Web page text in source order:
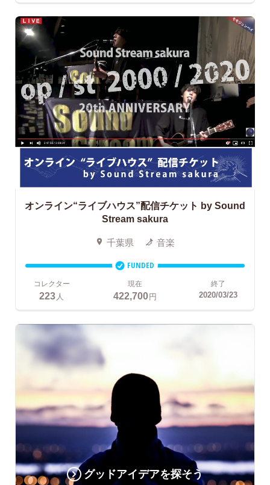
オンライン“ライブハウス”配信チケット by Sound
Stream sakura
千葉県 音楽
FUNDED
コレクター
223 人
現在
422,700円
終了
2020/03/23
グッドアイデアを探そう